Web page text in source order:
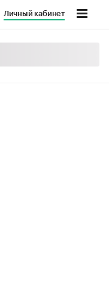
Личный кабинет